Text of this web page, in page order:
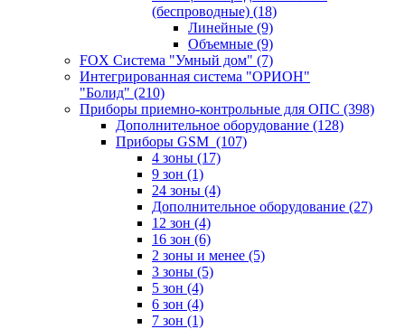
(беспроводные) (18)
Линейные (9)
Объемные (9)
FOX Система "Умный дом" (7)
Интегрированная система "ОРИОН"
"Болид" (210)
Приборы приемно-контрольные для ОПС (398)
Дополнительное оборудование (128)
Приборы GSM (107)
4 зоны (17)
9 зон (1)
24 зоны (4)
Дополнительное оборудование (27)
12 зон (4)
16 зон (6)
2 зоны и менее (5)
3 зоны (5)
5 зон (4)
6 зон (4)
7 зон (1)